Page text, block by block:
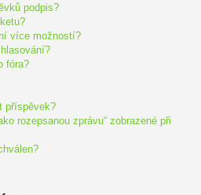
podpis?
více možností?
fóra?
příspěvek?
rozepsanou zprávu“ zobrazené při